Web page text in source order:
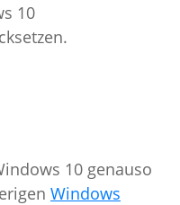
10
10 genauso
Windows